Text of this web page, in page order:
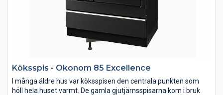
Köksspis - Okonom 85 Excellence
I många äldre hus var köksspisen den centrala punkten som
höll hela huset varmt. De gamla gjutjärnsspisarna kom i bruk